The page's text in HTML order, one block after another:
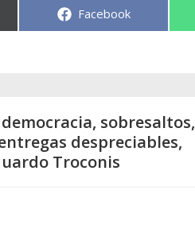
Compartir
Facebook
sobresaltos,
despreciables,
Troconis